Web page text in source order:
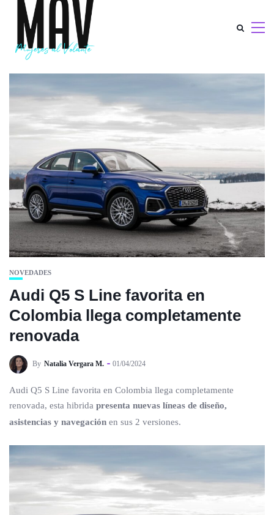
NOVEDADES
Audi Q5 S Line favorita en
Colombia llega completamente
renovada
By Natalia Vergara M. 01/04/2024
Audi Q5 S Line favorita en Colombia llega completamente
renovada, esta hibrida presenta nuevas líneas de diseño,
asistencias y navegación en sus 2 versiones.